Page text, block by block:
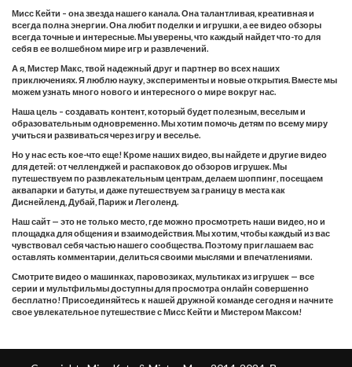
Мисс Кейти – она звезда нашего канала. Она талантливая, креативная и
всегда полна энергии. Она любит поделки и игрушки, а ее видео обзоры
всегда точные и интересные. Мы уверены, что каждый найдет что-то для
себя в ее волшебном мире игр и развлечений.
А я, Мистер Макс, твой надежный друг и партнер во всех наших
приключениях. Я люблю науку, эксперименты и новые открытия. Вместе мы
можем узнать много нового и интересного о мире вокруг нас.
Наша цель – создавать контент, который будет полезным, веселым и
образовательным одновременно. Мы хотим помочь детям по всему миру
учиться и развиваться через игру и веселье.
Но у нас есть кое-что еще! Кроме наших видео, вы найдете и другие видео
для детей: от челленджей и распаковок до обзоров игрушек. Мы
путешествуем по развлекательным центрам, делаем шоппинг, посещаем
аквапарки и батуты, и даже путешествуем за границу в места как
Диснейленд, Дубай, Париж и Леголенд.
Наш сайт — это не только место, где можно просмотреть наши видео, но и
площадка для общения и взаимодействия. Мы хотим, чтобы каждый из вас
чувствовал себя частью нашего сообщества. Поэтому приглашаем вас
оставлять комментарии, делиться своими мыслями и впечатлениями.
Смотрите видео о машинках, паровозиках, мультиках из игрушек — все
серии и мультфильмы доступны для просмотра онлайн совершенно
бесплатно! Присоединяйтесь к нашей дружной команде сегодня и начните
свое увлекательное путешествие с Мисс Кейти и Мистером Максом!